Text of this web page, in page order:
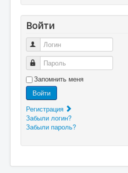
Войти
Логин
Пароль
Запомнить меня
Войти
Регистрация
Забыли логин?
Забыли пароль?